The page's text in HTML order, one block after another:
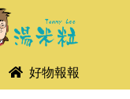
好物報報